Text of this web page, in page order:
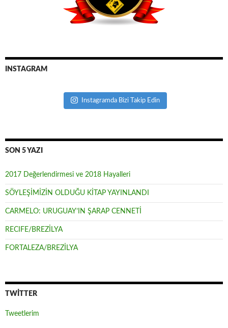
INSTAGRAM
Instagramda Bizi Takip Edin
SON 5 YAZI
2017 Değerlendirmesi ve 2018 Hayalleri
SÖYLEŞİMİZİN OLDUĞU KİTAP YAYINLANDI
CARMELO: URUGUAY’IN ŞARAP CENNETİ
RECIFE/BREZİLYA
FORTALEZA/BREZİLYA
TWITTER
Tweetlerim